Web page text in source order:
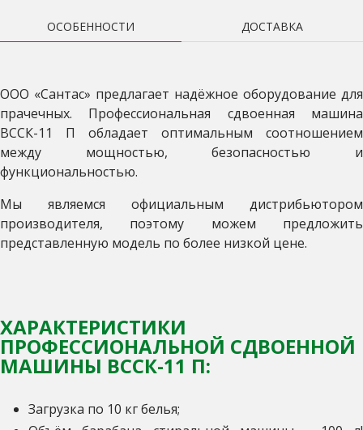
ОСОБЕННОСТИ ДОСТАВКА
ООО «Сантас» предлагает надёжное оборудование для
прачечных. Профессиональная сдвоенная машина
ВССК-11 П обладает оптимальным соотношением
между мощностью, безопасностью и
функциональностью.
Мы являемся официальным дистрибьютором
производителя, поэтому можем предложить
представленную модель по более низкой цене.
ХАРАКТЕРИСТИКИ
ПРОФЕССИОНАЛЬНОЙ СДВОЕННОЙ
МАШИНЫ ВССК-11 П:
Загрузка по 10 кг белья;